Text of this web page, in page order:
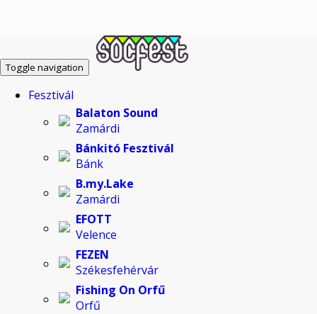
Toggle navigation
Fesztivál
Balaton Sound
Zamárdi
Bánkitó Fesztivál
Bánk
B.my.Lake
Zamárdi
EFOTT
Velence
FEZEN
Székesfehérvár
Fishing On Orfű
Orfű